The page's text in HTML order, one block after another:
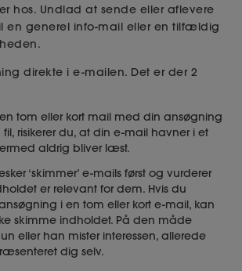
hos. Undlad at sende eller aflevere
en generel info-mail eller en tilfældig
direkte i e-mailen. Det er der 2
tom eller kort mail med din ansøgning
risikerer du, at din e-mail havner i et
aldrig bliver læst.
‘skimmer’ e-mails først og vurderer
er relevant for dem. Hvis du
i en tom eller kort e-mail, kan
skimme indholdet. På den måde
eller han mister interessen, allerede
dig selv.